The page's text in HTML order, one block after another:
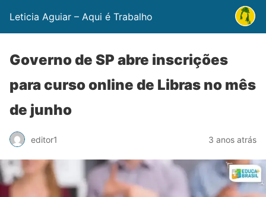
Leticia Aguiar – Aqui é Trabalho
Governo de SP abre inscrições
para curso online de Libras no mês
de junho
editor1 3 anos atrás